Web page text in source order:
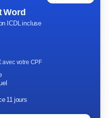
Word
ICDL incluse
avec votre CPF
11 jours